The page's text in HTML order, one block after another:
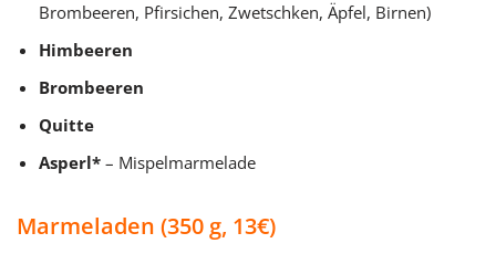
Brombeeren, Pfirsichen, Zwetschken, Äpfel, Birnen)
Himbeeren
Brombeeren
Quitte
Asperl* – Mispelmarmelade
Marmeladen (350 g, 13€)